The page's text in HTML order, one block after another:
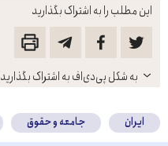
این مطلب را به اشتراک بگذارید
باز
کنید
به شکل پی‌دی‌اف به اشتراک بگذارید
ایران جامعه و حقوق